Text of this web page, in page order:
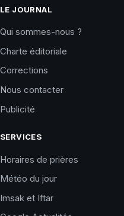
LE JOURNAL
Qui sommes-nous ?
Charte éditoriale
Corrections
Nous contacter
Publicité
SERVICES
Horaires de prières
Météo du jour
Imsak et Iftar